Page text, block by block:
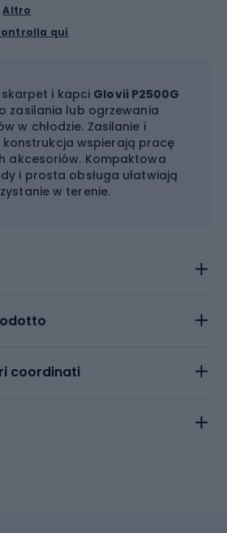
Altro
qui
i kapci Glovii P2500G
zasilania lub ogrzewania
w chłodzie. Zasilanie i
wspierają pracę
akcesoriów. Kompaktowa
i prosta obsługa ułatwiają
w terenie.
coordinati